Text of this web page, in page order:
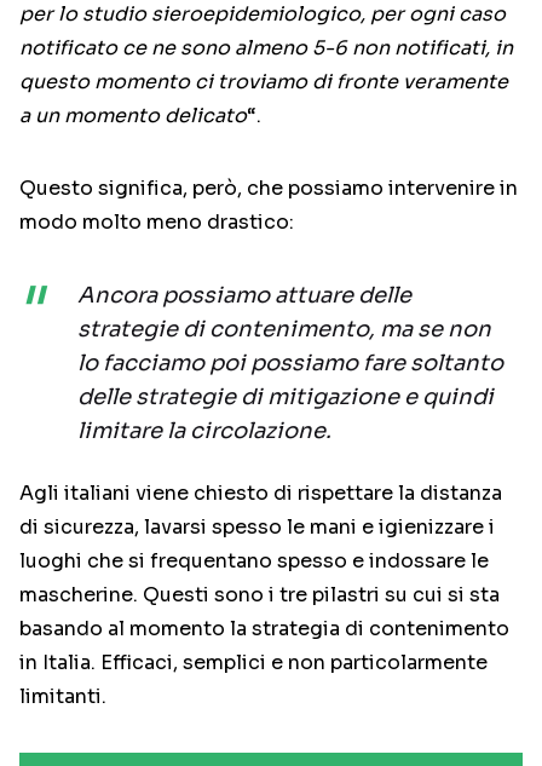
per lo studio sieroepidemiologico, per ogni caso
notificato ce ne sono almeno 5-6 non notificati, in
questo momento ci troviamo di fronte veramente
a un momento delicato“.
Questo significa, però, che possiamo intervenire in
modo molto meno drastico:
Ancora possiamo attuare delle
strategie di contenimento, ma se non
lo facciamo poi possiamo fare soltanto
delle strategie di mitigazione e quindi
limitare la circolazione.
Agli italiani viene chiesto di rispettare la distanza
di sicurezza, lavarsi spesso le mani e igienizzare i
luoghi che si frequentano spesso e indossare le
mascherine. Questi sono i tre pilastri su cui si sta
basando al momento la strategia di contenimento
in Italia. Efficaci, semplici e non particolarmente
limitanti.